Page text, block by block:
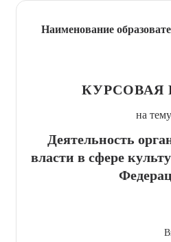
Наименование
КУРСОВАЯ
на тему
Деятельность
власти в сфере